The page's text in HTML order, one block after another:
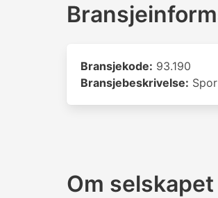
Bransjekode: 93.190
Bransjebeskrivelse:
Om selskapet